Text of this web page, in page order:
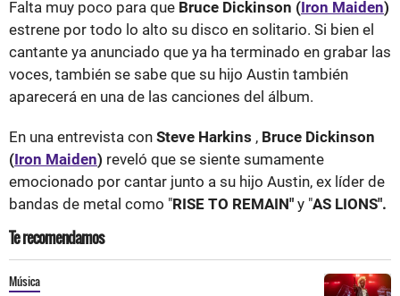
Falta muy poco para que Bruce Dickinson (Iron Maiden)
estrene por todo lo alto su disco en solitario. Si bien el
cantante ya anunciado que ya ha terminado en grabar las
voces, también se sabe que su hijo Austin también
aparecerá en una de las canciones del álbum.
En una entrevista con Steve Harkins , Bruce Dickinson
(Iron Maiden) reveló que se siente sumamente
emocionado por cantar junto a su hijo Austin, ex líder de
bandas de metal como "RISE TO REMAIN" y "AS LIONS".
Te recomendamos
Música